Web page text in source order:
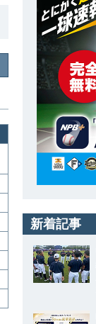
新着記事